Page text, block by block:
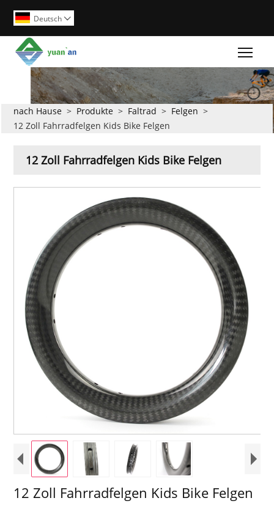
Deutsch 
nach Hause > Produkte > Faltrad > Felgen >
12 Zoll Fahrradfelgen Kids Bike Felgen
12 Zoll Fahrradfelgen Kids Bike Felgen
12 Zoll Fahrradfelgen Kids Bike Felgen